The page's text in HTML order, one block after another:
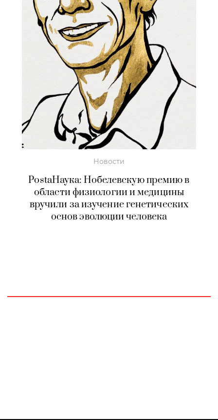
Новости
PostaНаука: Нобелевскую премию в
области физиологии и медицины
вручили за изучение генетических
основ эволюции человека